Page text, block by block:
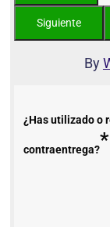
By
¿Has utilizado o
contraentrega?*